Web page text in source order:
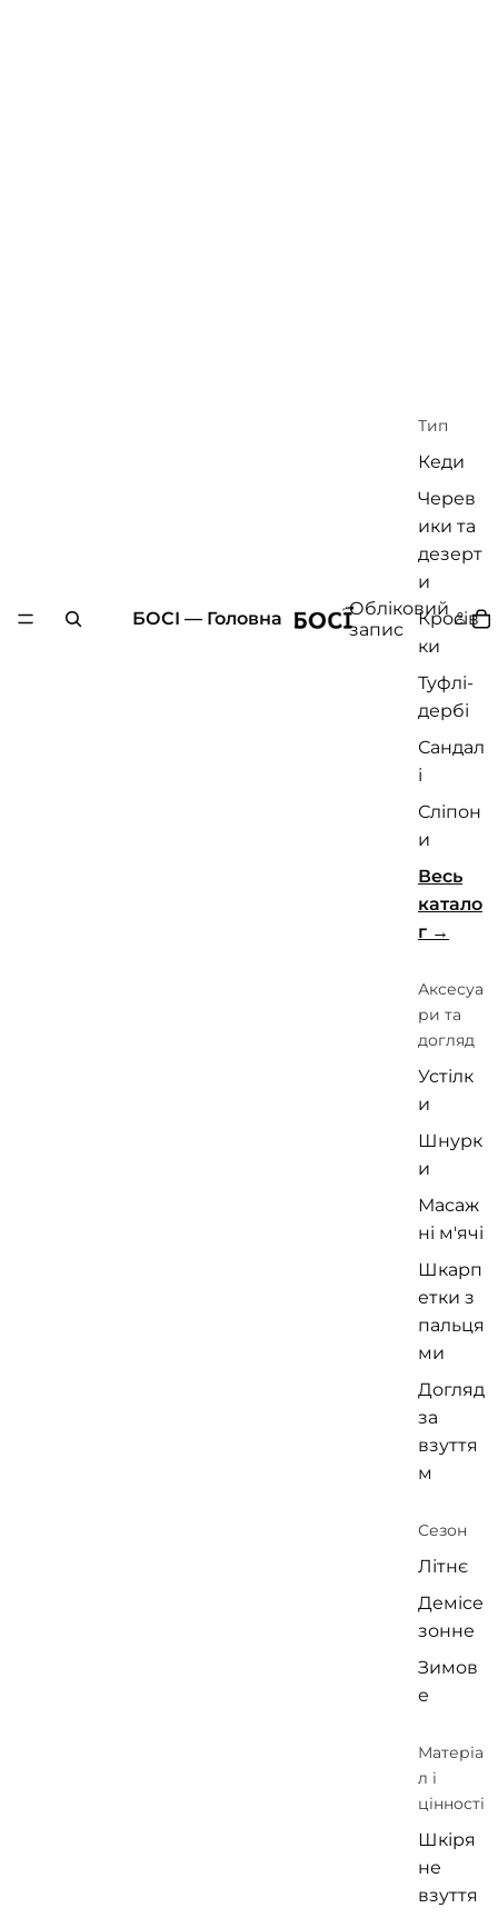
Тип
Кеди
Черев
ики та
дезерт
и
Кросів
ки
Туфлі-
дербі
Сандал
і
Сліпон
и
Весь
катало
г
Аксесуа
ри та
догляд
Устілк
и
Шнурк
и
Масаж
ні м'ячі
Шкарп
етки з
пальця
ми
Догляд
за
взуття
м
Сезон
Літнє
Демісе
зонне
Зимов
е
Матеріа
л і
цінності
Шкіря
не
взуття
БОСІ — Головна
Обліковий
запис